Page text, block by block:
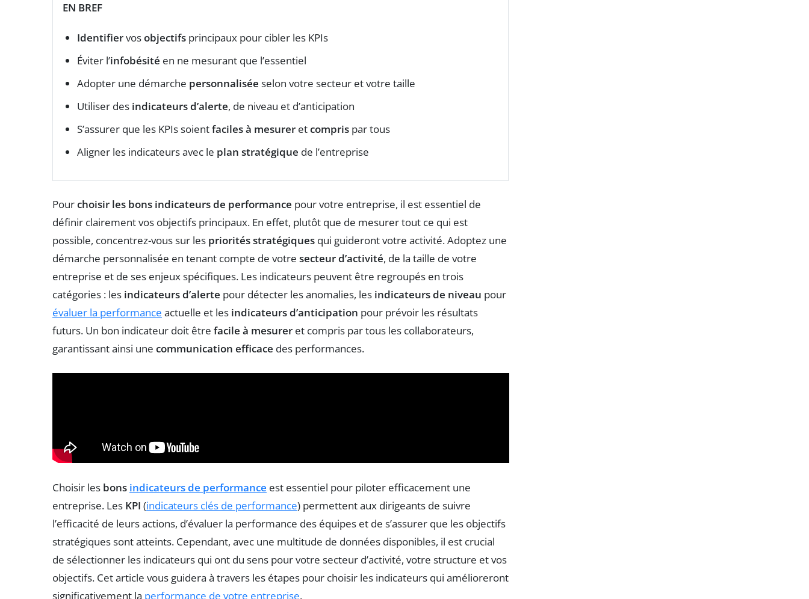
EN BREF
Identifiervosobjectifs principaux pour cibler les KPIs
Éviter l’infobésité en ne mesurant que l’essentiel
Adopter une démarche personnalisée selon votre secteur et votre taille
Utiliser des indicateurs d’alerte, de niveau et d’anticipation
S’assurer que les KPIs soientfaciles à mesurer etcompris par tous
Aligner les indicateurs avec le plan stratégique de l’entreprise
Pourchoisir les bons indicateurs de performance pour votre entreprise, il est essentiel de
définir clairement vos objectifs principaux. En effet, plutôt que de mesurer tout ce qui est
possible, concentrez-vous sur les priorités stratégiques qui guideront votre activité. Adoptez une
démarche personnalisée en tenant compte de votre secteur d’activité, de la taille de votre
entreprise et de ses enjeux spécifiques. Les indicateurs peuvent être regroupés en trois
catégories : les indicateurs d’alerte pour détecter les anomalies, les indicateurs de niveau pour
évaluer la performance actuelle et les indicateurs d’anticipation pour prévoir les résultats
futurs. Un bon indicateur doit être facile à mesurer et compris par tous les collaborateurs,
garantissant ainsi une communication efficace des performances.
Choisir les bons indicateurs de performance est essentiel pour piloter efficacement une
entreprise. Les KPI (indicateurs clés de performance) permettent aux dirigeants de suivre
l’efficacité de leurs actions, d’évaluer la performance des équipes et de s’assurer que les objectifs
stratégiques sont atteints. Cependant, avec une multitude de données disponibles, il est crucial
de sélectionner les indicateurs qui ont du sens pour votre secteur d’activité, votre structure et vos
objectifs. Cet article vous guidera à travers les étapes pour choisir les indicateurs qui amélioreront
significativement la performance de votre entreprise.